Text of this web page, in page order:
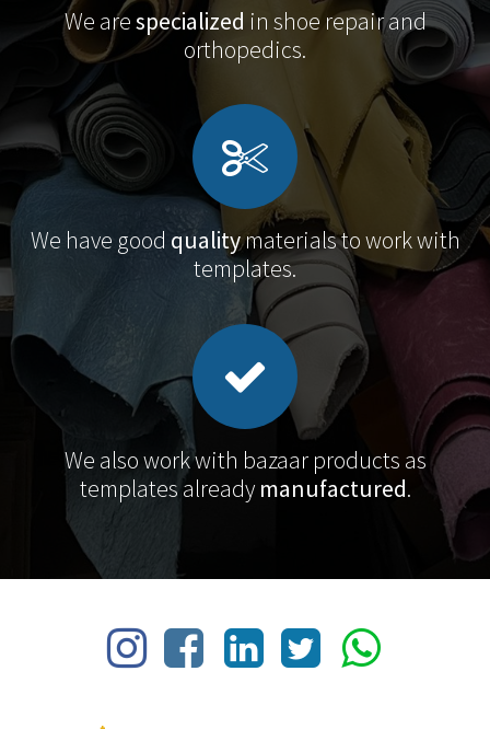
We arespecialized in shoe repair and
orthopedics.
We have good qualitymaterials to work with
templates.
We also work with bazaar products as
templates already manufactured.